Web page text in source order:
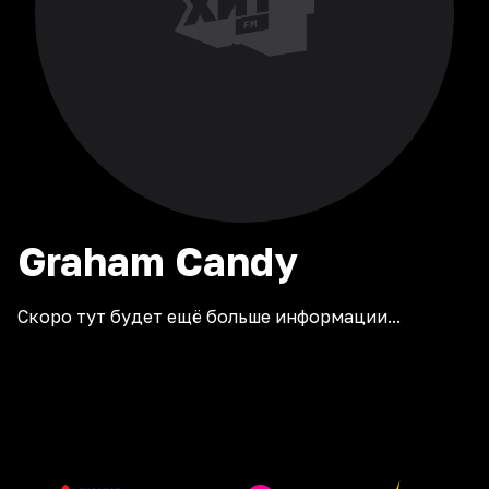
Graham Candy
Скоро тут будет ещё больше информации...